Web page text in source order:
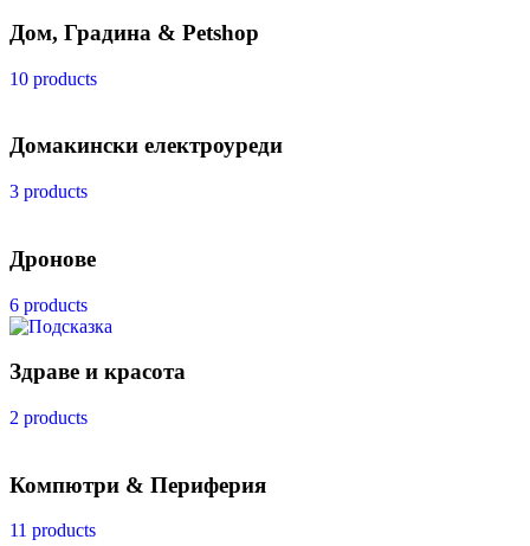
Дом, Градина & Petshop
10 products
Домакински електроуреди
3 products
Дронове
6 products
Здраве и красота
2 products
Компютри & Периферия
11 products